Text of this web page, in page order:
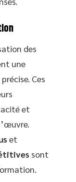
des
une
Ces
et
et
sont